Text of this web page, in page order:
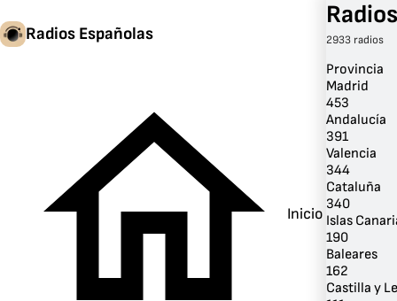
Radios Españolas
Inicio
2933 radios
Provincia
Madrid
453
Andalucía
391
Valencia
344
Cataluña
340
Islas
190
Baleares
162
Castilla y